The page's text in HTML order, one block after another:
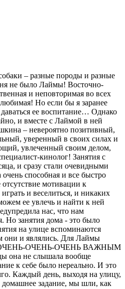
– разные породы и разные
не было Лаймы! Восточно-
и неповторимая во всех
Но если бы я заранее
ее воспитание… Однако
и вместе с Лаймой в ней
– невероятно позитивный,
уверенный в своих силах и
увлеченный своим делом,
кинолог! Занятия с
и сразу стали очевидными
способная и все быстро
мотивации к
и веселиться, и никаких
ее увлечь и найти к ней
нас, что нам
Но занятия дома - это было
на улице вспоминаются
и являлись. Для Лаймы
ОЧЕНЬ-ОЧЕНЬ ВАЖНЫМ
не слышала вообще
к себе было нереально. И это
Каждый день, выходя на улицу,
задание, мы шли, как